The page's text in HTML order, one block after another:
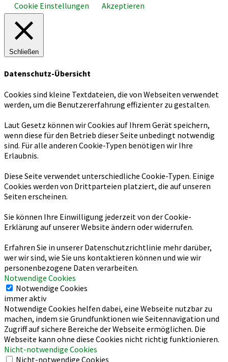
Cookie Einstellungen
Akzeptieren
Schließen
Datenschutz-Übersicht
Cookies sind kleine Textdateien, die von Webseiten verwendet
werden, um die Benutzererfahrung effizienter zu gestalten.
Laut Gesetz können wir Cookies auf Ihrem Gerät speichern,
wenn diese für den Betrieb dieser Seite unbedingt notwendig
sind. Für alle anderen Cookie-Typen benötigen wir Ihre
Erlaubnis.
Diese Seite verwendet unterschiedliche Cookie-Typen. Einige
Cookies werden von Drittparteien platziert, die auf unseren
Seiten erscheinen.
Sie können Ihre Einwilligung jederzeit von der Cookie-
Erklärung auf unserer Website ändern oder widerrufen.
Erfahren Sie in unserer Datenschutzrichtlinie mehr darüber,
wer wir sind, wie Sie uns kontaktieren können und wie wir
personenbezogene Daten verarbeiten.
Notwendige Cookies
Notwendige Cookies
immer aktiv
Notwendige Cookies helfen dabei, eine Webseite nutzbar zu
machen, indem sie Grundfunktionen wie Seitennavigation und
Zugriff auf sichere Bereiche der Webseite ermöglichen. Die
Webseite kann ohne diese Cookies nicht richtig funktionieren.
Nicht-notwendige Cookies
Nicht-notwendige Cookies